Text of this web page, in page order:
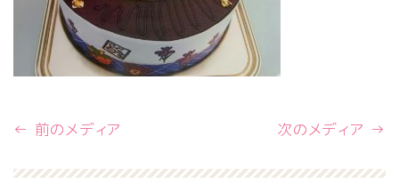
← 前のメディア 次のメディア →